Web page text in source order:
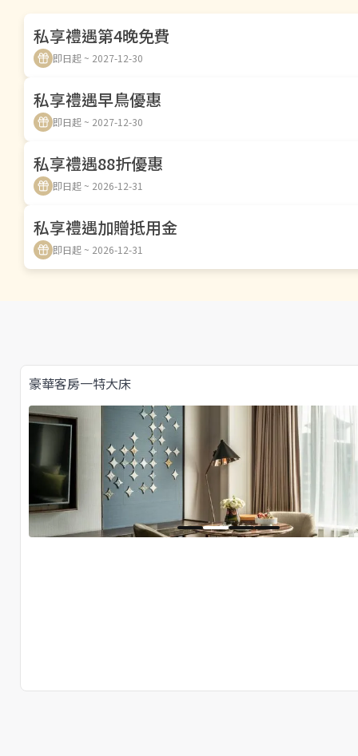
私享禮遇第4晚免費
即日起 ~ 2027-12-30
私享禮遇早鳥優惠
即日起 ~ 2027-12-30
私享禮遇88折優惠
即日起 ~ 2026-12-31
私享禮遇加贈抵用金
即日起 ~ 2026-12-31
豪華客房一特大床